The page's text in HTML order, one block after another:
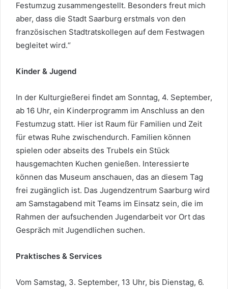
Festumzug zusammengestellt. Besonders freut mich
aber, dass die Stadt Saarburg erstmals von den
französischen Stadtratskollegen auf dem Festwagen
begleitet wird.“
Kinder & Jugend
In der Kulturgießerei findet am Sonntag, 4. September,
ab 16 Uhr, ein Kinderprogramm im Anschluss an den
Festumzug statt. Hier ist Raum für Familien und Zeit
für etwas Ruhe zwischendurch. Familien können
spielen oder abseits des Trubels ein Stück
hausgemachten Kuchen genießen. Interessierte
können das Museum anschauen, das an diesem Tag
frei zugänglich ist. Das Jugendzentrum Saarburg wird
am Samstagabend mit Teams im Einsatz sein, die im
Rahmen der aufsuchenden Jugendarbeit vor Ort das
Gespräch mit Jugendlichen suchen.
Praktisches & Services
Vom Samstag, 3. September, 13 Uhr, bis Dienstag, 6.